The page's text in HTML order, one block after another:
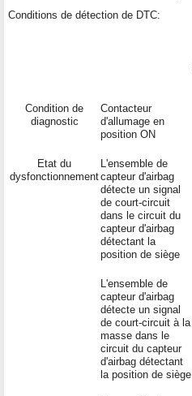
Conditions de détection de DTC:
Condition de
diagnostic
Contacteur
d'allumage en
position ON
Etat du
dysfonctionnement
L'ensemble de
capteur d'airbag
détecte un signal
de court-circuit
dans le circuit du
capteur d'airbag
détectant la
position de siège
L'ensemble de
capteur d'airbag
détecte un signal
de court-circuit à la
masse dans le
circuit du capteur
d'airbag détectant
la position de siège